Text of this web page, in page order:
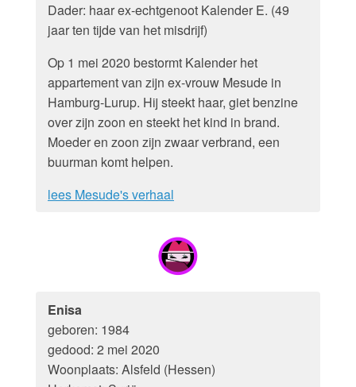
Dader: haar ex-echtgenoot Kalender E. (49
jaar ten tijde van het misdrijf)
Op 1 mei 2020 bestormt Kalender het
appartement van zijn ex-vrouw Mesude in
Hamburg-Lurup. Hij steekt haar, giet benzine
over zijn zoon en steekt het kind in brand.
Moeder en zoon zijn zwaar verbrand, een
buurman komt helpen.
lees Mesude's verhaal
Enisa
geboren: 1984
gedood: 2 mei 2020
Woonplaats: Alsfeld (Hessen)